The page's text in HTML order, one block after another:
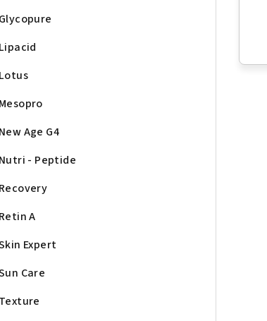
Glycopure
Lipacid
Lotus
Mesopro
New Age G4
Nutri - Peptide
Recovery
Retin A
Expert
Care
Texture